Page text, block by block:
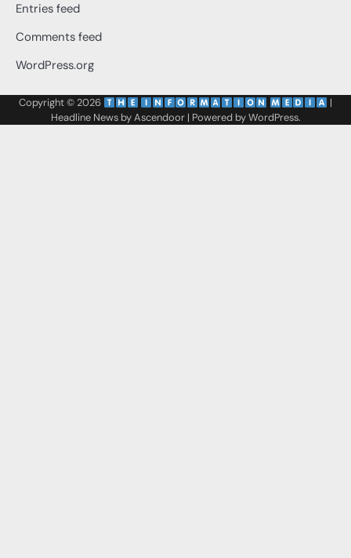
Entries feed
Comments feed
WordPress.org
Copyright © 2026
|
Headline News byAscendoor| Powered byWordPress.